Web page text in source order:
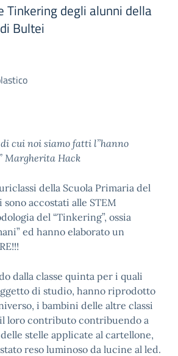
Tinkering degli alunni della
Bultei
cui noi siamo fatti l’’hanno
Margherita Hack
della Scuola Primaria del
accostati alle STEM
del “Tinkering”, ossia
ed hanno elaborato un
dalla classe quinta per i quali
di studio, hanno riprodotto
i bambini delle altre classi
loro contributo contribuendo a
stelle applicate al cartellone,
reso luminoso da lucine al led.